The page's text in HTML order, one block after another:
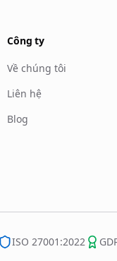
Công ty
Về chúng tôi
Liên hệ
Blog
ISO 27001:2022